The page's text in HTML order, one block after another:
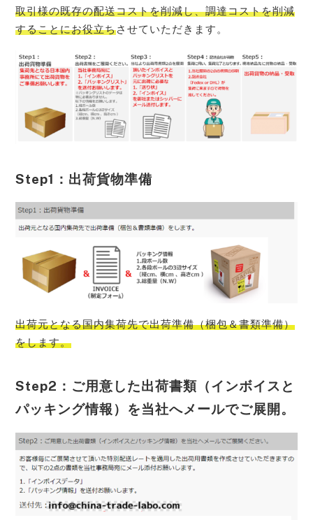
取引様の既存の配送コストを削減し、調達コストを削減
することにお役立ちさせていただきます。
Step1：出荷貨物準備
出荷元となる国内集荷先で出荷準備（梱包＆書類準備）
をします。
Step2：ご用意した出荷書類（インボイスと
パッキング情報）を当社へメールでご展開。